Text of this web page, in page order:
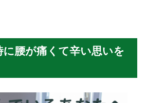
腰が痛くて辛い思いを